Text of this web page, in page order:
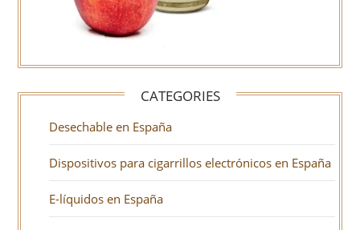
CATEGORIES
Desechable en España
Dispositivos para cigarrillos electrónicos en España
E-líquidos en España